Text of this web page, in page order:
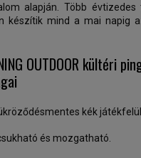
alapján. Több
készítik mind a mai napig
OUTDOOR kültéri
kék
és mozgatható.